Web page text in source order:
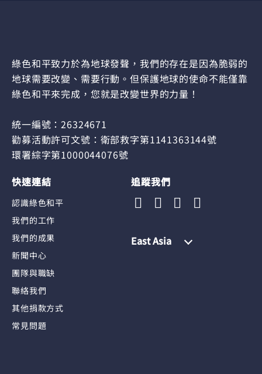
綠色和平致力於為地球發聲，我們的存在是因為脆弱的
地球需要改變、需要行動。但保護地球的使命不能僅靠
綠色和平來完成，您就是改變世界的力量！
統一編號：26324671
勸募活動許可文號：衛部救字第1141363144號
環署綜字第1000044076號
快速連結
認識綠色和平
我們的工作
我們的成果
新聞中心
團隊與職缺
聯絡我們
其他捐款方式
常見問題
追蹤我們
East Asia